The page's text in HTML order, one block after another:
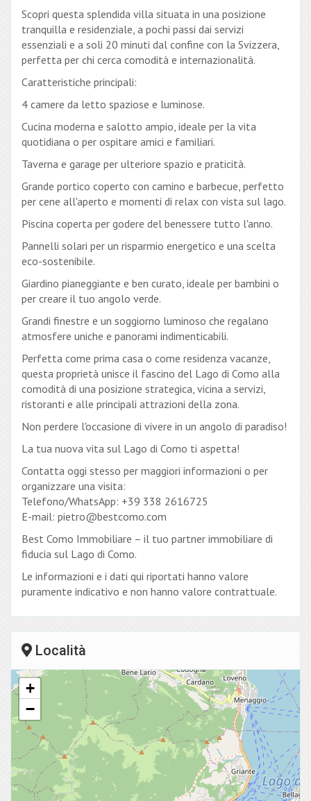
Scopri questa splendida villa situata in una posizione
tranquilla e residenziale, a pochi passi dai servizi
essenziali e a soli 20 minuti dal confine con la Svizzera,
perfetta per chi cerca comodità e internazionalità.
Caratteristiche principali:
4 camere da letto spaziose e luminose.
Cucina moderna e salotto ampio, ideale per la vita
quotidiana o per ospitare amici e familiari.
Taverna e garage per ulteriore spazio e praticità.
Grande portico coperto con camino e barbecue, perfetto
per cene all'aperto e momenti di relax con vista sul lago.
Piscina coperta per godere del benessere tutto l'anno.
Pannelli solari per un risparmio energetico e una scelta
eco-sostenibile.
Giardino pianeggiante e ben curato, ideale per bambini o
per creare il tuo angolo verde.
Grandi finestre e un soggiorno luminoso che regalano
atmosfere uniche e panorami indimenticabili.
Perfetta come prima casa o come residenza vacanze,
questa proprietà unisce il fascino del Lago di Como alla
comodità di una posizione strategica, vicina a servizi,
ristoranti e alle principali attrazioni della zona.
Non perdere l'occasione di vivere in un angolo di paradiso!
La tua nuova vita sul Lago di Como ti aspetta!
Contatta oggi stesso per maggiori informazioni o per
organizzare una visita:
Telefono/WhatsApp: +39 338 2616725
E-mail: pietro@bestcomo.com
Best Como Immobiliare – il tuo partner immobiliare di
fiducia sul Lago di Como.
Le informazioni e i dati qui riportati hanno valore
puramente indicativo e non hanno valore contrattuale.
Località
+
−